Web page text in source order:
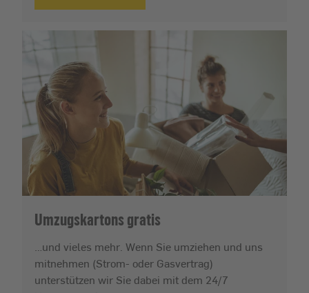
Umzugskartons gratis
…und vieles mehr. Wenn Sie umziehen und uns
mitnehmen (Strom- oder Gasvertrag)
unterstützen wir Sie dabei mit dem 24/7